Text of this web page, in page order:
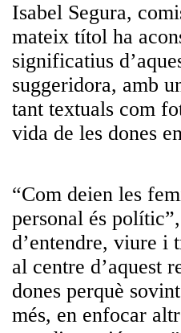
Isabel Segura,
mateix títol ha
significatius
suggeridora, amb
tant textuals com
vida de les dones
“Com deien les
personal és
d’entendre, viure i
al centre d’aquest
dones perquè
més, en enfocar